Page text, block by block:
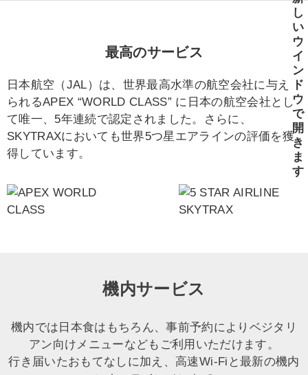
最高のサービス
日本航空（JAL）は、世界最高水準の航空会社に与え
られるAPEX “WORLD CLASS” に日本の航空会社とし
て唯一、5年連続で認定されました。さらに、
SKYTRAXにおいても世界5つ星エアラインの評価を獲
得しています。
機内サービス
機内では日本食はもちろん、事前予約によりベジタリ
アン向けメニューなどもご利用いただけます。
行き届いたおもてなしに加え、高速Wi‑Fiと最新の機内